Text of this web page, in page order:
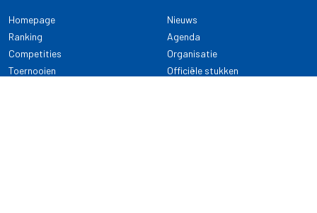
Homepage
Ranking
Competities
Toernooien
Nieuws
Agenda
Organisatie
Officiële stukken